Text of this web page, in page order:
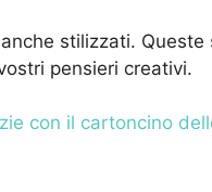
stilizzati. Queste
pensieri creativi.
con il cartoncino